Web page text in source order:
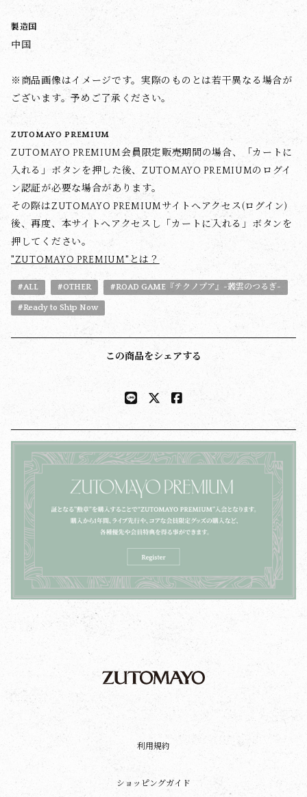
製造国
中国
※商品画像はイメージです。実際のものとは若干異なる場合が
ございます。予めご了承ください。
ZUTOMAYO PREMIUM
ZUTOMAYO PREMIUM会員限定販売期間の場合、「カートに
入れる」ボタンを押した後、ZUTOMAYO PREMIUMのログイ
ン認証が必要な場合があります。
その際はZUTOMAYO PREMIUMサイトへアクセス(ログイン)
後、再度、本サイトへアクセスし「カートに入れる」ボタンを
押してください。
"ZUTOMAYO PREMIUM"とは？
#ALL #OTHER #ROAD GAME『テクノプア』~叢雲のつるぎ~
#Ready to Ship Now
この商品をシェアする
利用規約
ショッピングガイド